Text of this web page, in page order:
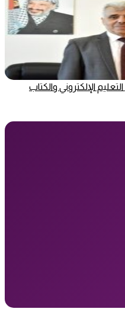
التعليم الإلكتروني والكتاب